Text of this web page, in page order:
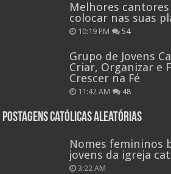
Melhores
colocar nas suas
10:19 PM 54
Grupo de Jovens
Criar, Organizar e
Crescer na Fé
11:42 AM 48
Postagens católicas aleatórias
Nomes femininos
jovens da igreja
3:22 AM